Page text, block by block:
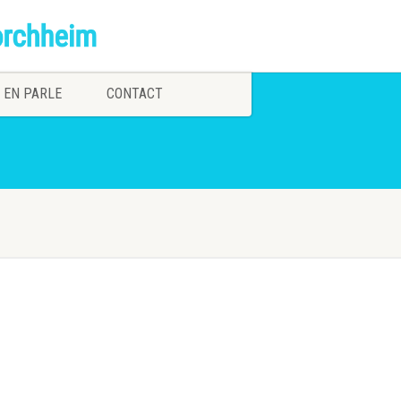
EN PARLE CONTACT